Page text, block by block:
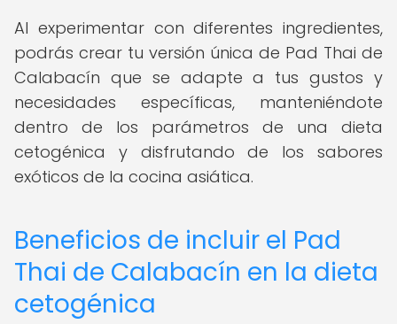
Al experimentar con diferentes ingredientes,
podrás crear tu versión única de Pad Thai de
Calabacín que se adapte a tus gustos y
necesidades específicas, manteniéndote
dentro de los parámetros de una dieta
cetogénica y disfrutando de los sabores
exóticos de la cocina asiática.
Beneficios de incluir el Pad
Thai de Calabacín en la dieta
cetogénica